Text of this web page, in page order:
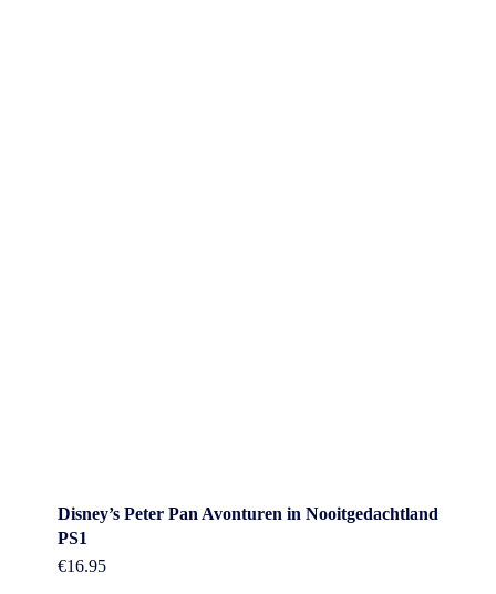
Disney’s Peter Pan Avonturen in Nooitgedachtland
PS1
€16.95